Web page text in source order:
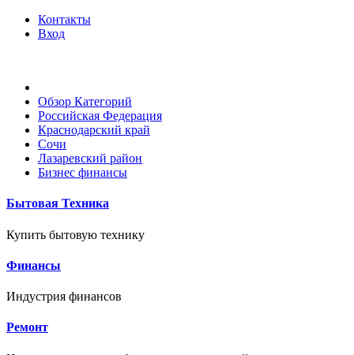
Контакты
Вход
Обзор Категорий
Российская Федерация
Краснодарский край
Сочи
Лазаревский район
Бизнес финансы
Бытовая Техника
Купить бытовую технику
Финансы
Индустрия финансов
Ремонт